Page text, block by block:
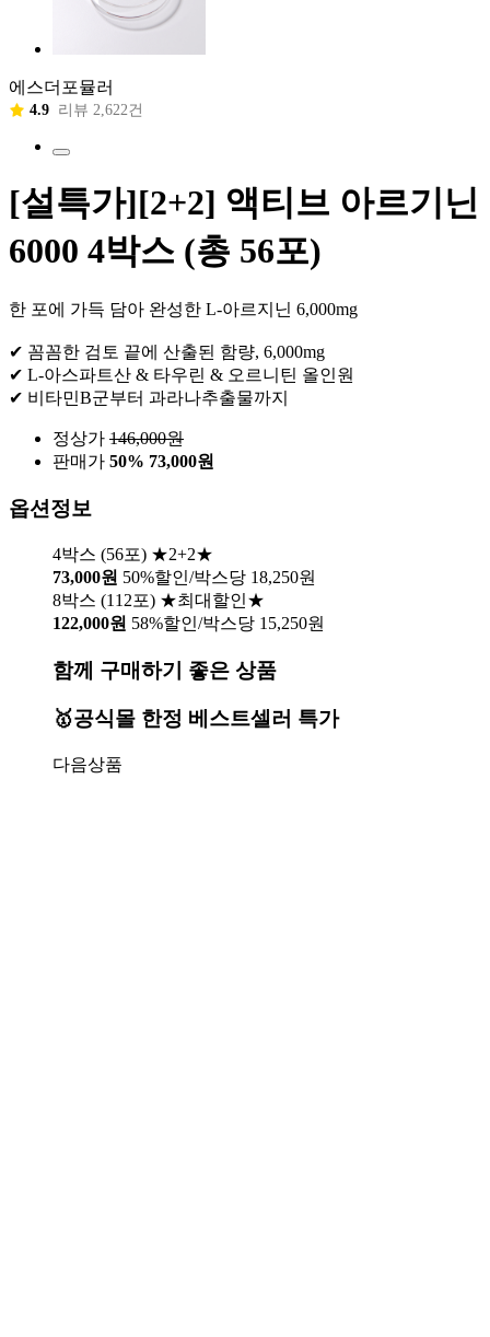
에스더포뮬러
4.9 리뷰 2,622건
[설특가][2+2] 액티브 아르기닌
6000 4박스 (총 56포)
한 포에 가득 담아 완성한 L-아르지닌 6,000mg
✔ 꼼꼼한 검토 끝에 산출된 함량, 6,000mg
✔ L-아스파트산 & 타우린 & 오르니틴 올인원
✔ 비타민B군부터 과라나추출물까지
정상가 146,000원
판매가 50% 73,000원
옵션정보
4박스 (56포) ★2+2★
73,000원 50%할인/박스당 18,250원
8박스 (112포) ★최대할인★
122,000원 58%할인/박스당 15,250원
함께 구매하기 좋은 상품
🥇공식몰 한정 베스트셀러 특가
다음상품